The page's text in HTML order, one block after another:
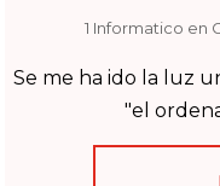
1 Informatico en
Se me ha ido la luz
"el